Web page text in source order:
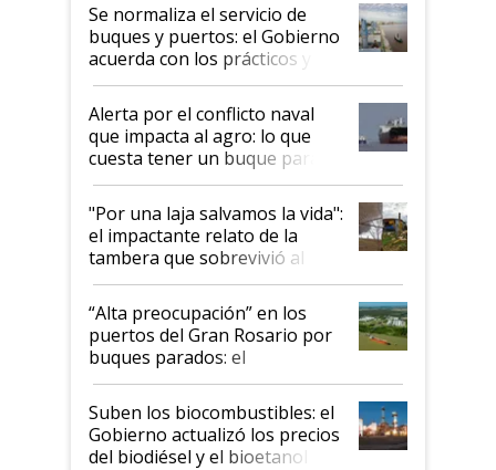
Se normaliza el servicio de
buques y puertos: el Gobierno
acuerda con los prácticos y
suspende el decreto de
desregulación
Alerta por el conflicto naval
que impacta al agro: lo que
cuesta tener un buque parado
y el peligro de que Argentina
pase a ser "país sucio"
"Por una laja salvamos la vida":
el impactante relato de la
tambera que sobrevivió al
tornado
“Alta preocupación” en los
puertos del Gran Rosario por
buques parados: el
funcionamiento de las
exportadoras en tensión tras
la medida de fuerza de los
prácticos
Suben los biocombustibles: el
Gobierno actualizó los precios
del biodiésel y el bioetanol